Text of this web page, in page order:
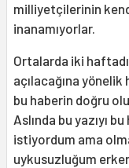
milliyetçilerinin
inanamıyorlar.
Ortalarda iki
açılacağına
bu haberin doğru
Aslında bu yazıyı
istiyordum ama
uykusuzluğum